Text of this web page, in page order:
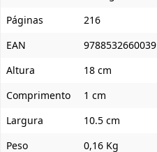
Páginas
216
EAN
9788532660039
Altura
18 cm
Comprimento
1 cm
Largura
10.5 cm
Peso
0,16 Kg